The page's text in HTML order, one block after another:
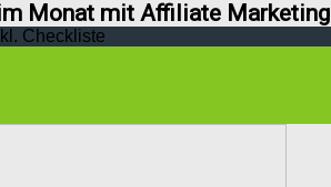
Monat mit Affiliate Marketing
Checkliste